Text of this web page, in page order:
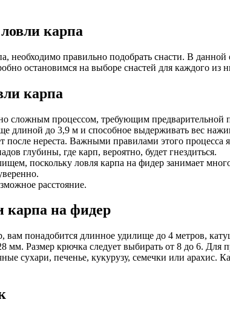
карпа
необходимо правильно подобрать снасти. В данной
остановимся на выборе снастей для каждого из
карпа
сложным процессом, требующим предварительной
длиной до 3,9 м и способное выдерживать вес
после нереста. Важными правилами этого процесса
глубины, где карп, вероятно, будет гнездиться.
поскольку ловля карпа на фидер занимает
расстояние.
карпа на фидер
понадобится длинное удилище до 4 метров,
Размер крючка следует выбирать от 8 до 6. Для
сухари, печенье, кукурузу, семечки или арахис.